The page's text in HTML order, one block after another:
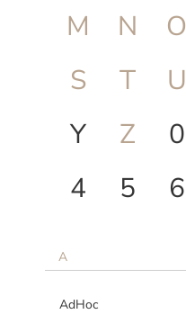
M
N O
S
T U
Y
Z 0
4
5 6
A
AdHoc